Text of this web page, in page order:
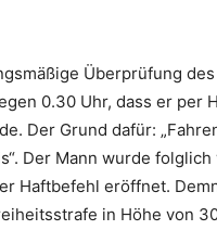
Überprüfung
0.30 Uhr, dass er per
Der Grund dafür:
Der Mann wurde
Haftbefehl eröffnet.
in Höhe von